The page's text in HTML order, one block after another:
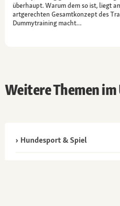
überhaupt. Warum dem so ist, liegt
artgerechten Gesamtkonzept des
Dummytraining macht…
Weitere Themen
Hundesport & Spiel